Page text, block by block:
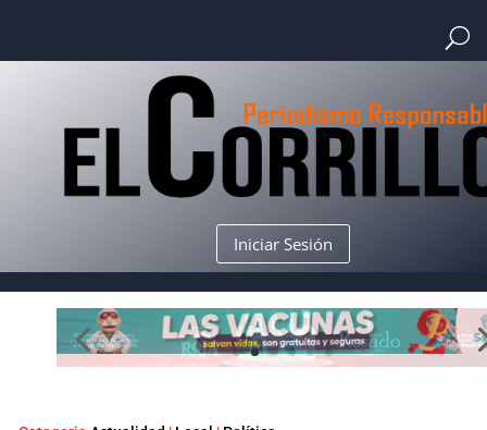
Iniciar Sesión